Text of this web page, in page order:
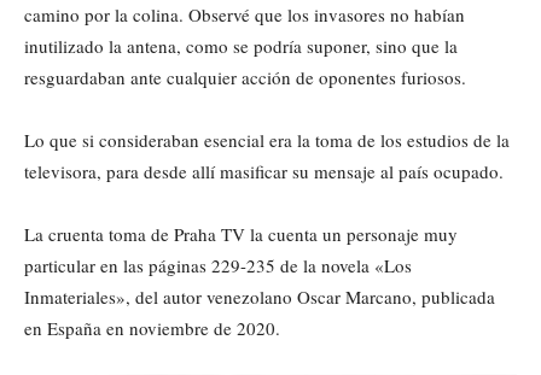
camino por la colina. Observé que los invasores no habían
inutilizado la antena, como se podría suponer, sino que la
resguardaban ante cualquier acción de oponentes furiosos.
Lo que si consideraban esencial era la toma de los estudios de la
televisora, para desde allí masificar su mensaje al país ocupado.
La cruenta toma de Praha TV la cuenta un personaje muy
particular en las páginas 229-235 de la novela «Los
Inmateriales», del autor venezolano Oscar Marcano, publicada
en España en noviembre de 2020.